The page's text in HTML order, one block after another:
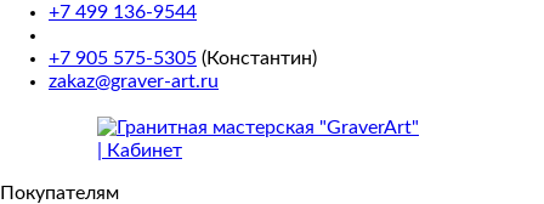
+7 499 136-9544
+7 905 575-5305 (Константин)
zakaz@graver-art.ru
Покупателям